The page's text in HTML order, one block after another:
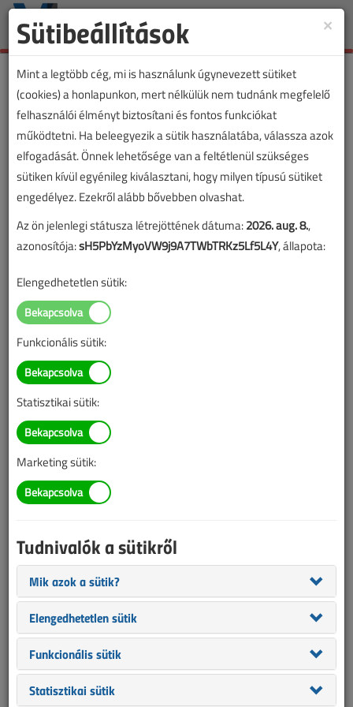
Toggle
Lapszám:
A megjelenések éves ütemezése a
Villanyszerelők Lapja 2006.
január-február
×
Sütibeállítások
Mint a legtöbb cég, mi is használunk úgynevezett sütiket
(cookies) a honlapunkon, mert nélkülük nem tudnánk megfelelő
felhasználói élményt biztosítani és fontos funkciókat
működtetni. Ha beleegyezik a sütik használatába, válassza azok
elfogadását. Önnek lehetősége van a feltétlenül szükséges
sütiken kívül egyénileg kiválasztani, hogy milyen típusú sütiket
engedélyez. Ezekről alább bővebben olvashat.
Az ön jelenlegi státusza létrejöttének dátuma:2026. aug. 8.,
azonosítója:sH5PbYzMyoVW9j9A7TWbTRKz5Lf5L4Y, állapota:
Elengedhetetlen sütik:
Funkcionális sütik:
Statisztikai sütik:
Marketing sütik:
Tudnivalók a sütikről
Mik azok a sütik?
Elengedhetetlen sütik
Funkcionális sütik
Statisztikai sütik